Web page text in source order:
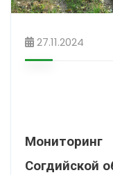
27.11.2024
Согдийской